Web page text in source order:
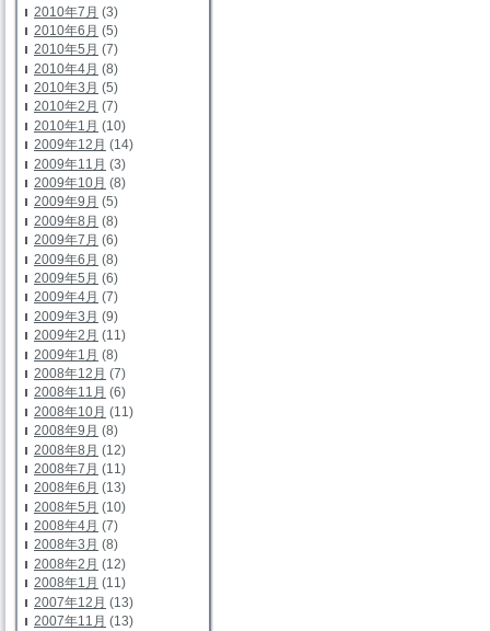
2010年7月 (3)
2010年6月 (5)
2010年5月 (7)
2010年4月 (8)
2010年3月 (5)
2010年2月 (7)
2010年1月 (10)
2009年12月 (14)
2009年11月 (3)
2009年10月 (8)
2009年9月 (5)
2009年8月 (8)
2009年7月 (6)
2009年6月 (8)
2009年5月 (6)
2009年4月 (7)
2009年3月 (9)
2009年2月 (11)
2009年1月 (8)
2008年12月 (7)
2008年11月 (6)
2008年10月 (11)
2008年9月 (8)
2008年8月 (12)
2008年7月 (11)
2008年6月 (13)
2008年5月 (10)
2008年4月 (7)
2008年3月 (8)
2008年2月 (12)
2008年1月 (11)
2007年12月 (13)
2007年11月 (13)